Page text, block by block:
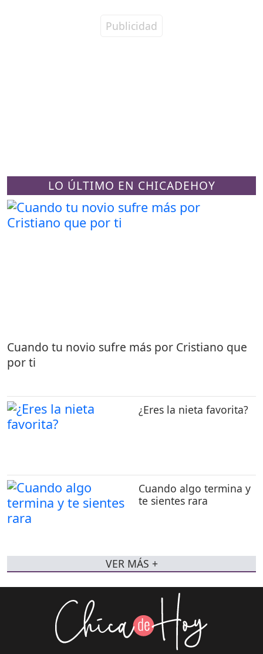
LO ÚLTIMO EN CHICADEHOY
Cuando tu novio sufre más por Cristiano que
por ti
¿Eres la nieta favorita?
Cuando algo termina y
te sientes rara
VER MÁS +